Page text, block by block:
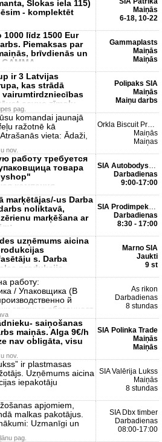
Slokas iela 115)
- komplektēt
Maiņās
6-18, 10-22
1000 līdz 1500 Eur
Piemaksas par
brīvdienās un
Gammaplasts
Maiņās
Maiņās
ir 3 Latvijas
kas strādā
vairumtirdzniecības
savus zīmolu
pag.
Polipaks SIA
Maiņās
Maiņu darbs
komandai jaunajā
ražotnē kā
vieta: Ādaži,
nov.
Orkla Biscuit Productio...
Maiņās
Maiņas
работу требуется
товара
компания,
то
SIA Autobodyshop
Darbadienas
9:00-17:00
marķētājas/-us Darba
noliktavā,
marķēšana ar
SIA Prodimpekss Loģisti...
Darbadienas
8:30 - 17:00
uzņēmums aicina
s. Darba
produkcija
Marno SIA
Jaukti
9 st
работу:
/ Упаковщика (В
й
главные обязанност
As rikon
Darbadienas
8 stundas
saiņošanas
maiņās. Alga 9€/h
nav obligāta, visu
nov.
SIA Polinka Trade
Maiņās
Maiņās
ir plastmasas
Uzņēmums aicina
iepakotāju
SIA Valērija Lukss
Maiņās
8 stundas
apjomiem,
malkas pakotājus.
Uzmanīgi un
pag.
SIA Dbx timber
Darbadienas
08:00-17:00